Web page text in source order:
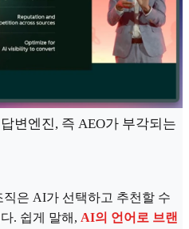
변엔진, 즉 AEO가 부각되는
은 AI가 선택하고 추천할 수
. 쉽게 말해, AI의 언어로 브랜